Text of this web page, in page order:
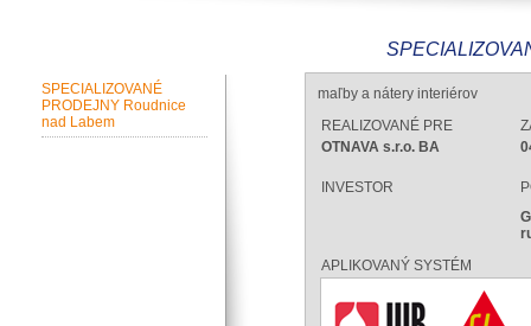
SPECIALIZOVANÉ
PRODEJNY Roudnice
nad Labem
maľby a nátery interiérov
REALIZOVANÉ PRE
OTNAVA s.r.o. BA
INVESTOR
APLIKOVANÝ SYSTÉM